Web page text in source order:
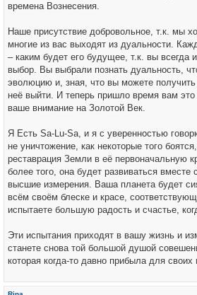
времена Вознесения.
Наше присутствие добровольное, т.к. мы
многие из вас выходят из дуальности.
– каким будет его будущее, т.к. вы всегда
выбор. Вы выбрали познать дуальность,
эволюцию и, зная, что вы можете
неё выйти. И теперь пришло время вам это
ваше внимание на Золотой Век.
Я Есть Sa-Lu-Sa, и я с уверенностью
не уничтожение, как некоторые того
реставрация Земли в её первоначальную
более того, она будет развиваться
высшие измерения. Ваша планета будет
всём своём блеске и красе,
испытаете большую радость и счастье,
Эти испытания приходят в вашу жизнь и
станете снова той большой душой
которая когда-то давно прибыла для